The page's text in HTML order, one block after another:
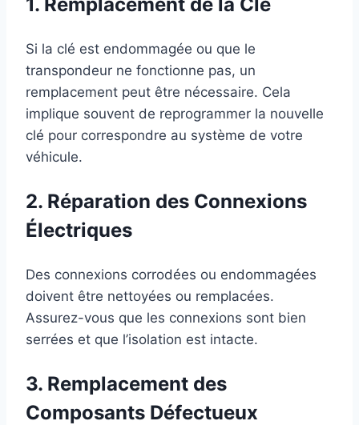
Si la clé est endommagée ou que le
transpondeur ne fonctionne pas, un
remplacement peut être nécessaire. Cela
implique souvent de reprogrammer la nouvelle
clé pour correspondre au système de votre
véhicule.
2. Réparation des Connexions
Électriques
Des connexions corrodées ou endommagées
doivent être nettoyées ou remplacées.
Assurez-vous que les connexions sont bien
serrées et que l’isolation est intacte.
3. Remplacement des
Composants Défectueux